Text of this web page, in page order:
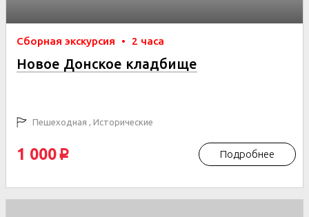
Сборная экскурсия • 2 часа
Новое Донское кладбище
Пешеходная , Исторические
1 000 p Подробнее